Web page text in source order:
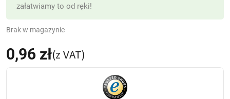
0,96 zł(z VAT)
Brak w magazynie
załatwiamy to od ręki!